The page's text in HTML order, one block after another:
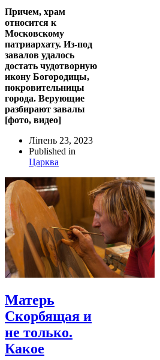
Причем, храм
относится к
Московскому
патриархату. Из-под
завалов удалось
достать чудотворную
икону Богородицы,
покровительницы
города. Верующие
разбирают завалы
[фото, видео]
Ліпень 23, 2023
Published in
Царква
Матерь
Скорбящая и
не только.
Какое